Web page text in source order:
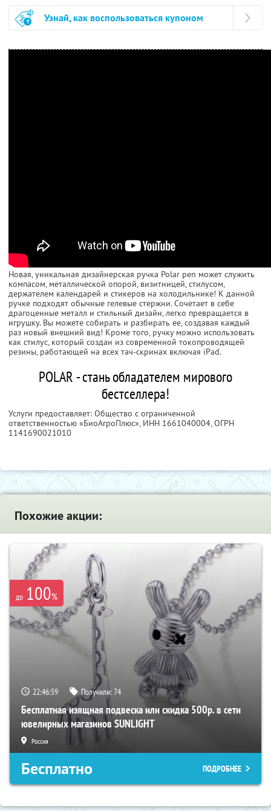
Узнай, как воспользоваться купоном
Новая, уникальная дизайнерская ручка Polar pen может служить
компасом, металлической опорой, визитницей, стилусом,
держателем календарей и стикеров на холодильнике! К данной
ручке подходят обычные гелевые стержни. Сочетает в себе
драгоценные металл и стильный дизайн, легко превращается в
игрушку. Вы можете собирать и разбирать ее, создавая каждый
раз новый внешний вид! Кроме того, ручку можно использовать
как стилус, который создан из современной токопроводящей
резины, работающей на всех тач-скринах включая iPad.
POLAR - стань обладателем мирового
бестселлера!
Услуги предоставляет: Общество с ограниченной
ответственностью «БиоАгроПлюс», ИНН 1661040004, ОГРН
1141690021010
Похожие акции:
до 100%
22:46:59 Получили:74
Бесплатная изящная подвеска или скидка 500р. в сети
ювелирных магазинов SUNLIGHT
Россия
Бесплатно ПОДРОБНЕЕ